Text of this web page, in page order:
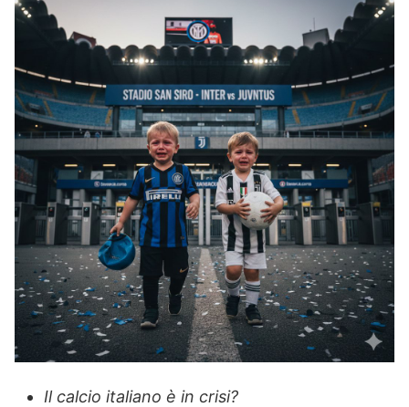
Il calcio italiano è in crisi?